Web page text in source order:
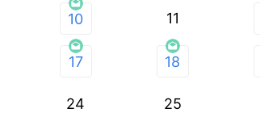
10 11
17 18
24 25